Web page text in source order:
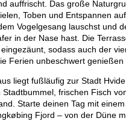
auffrischt. Das große
Toben und Entspannen
Vogelgesang lauschst und
in der Nase hast. Die
sodass auch der
Ferien unbeschwert genießen
liegt fußläufig zur Stadt
Stadtbummel, frischen Fisch
Starte deinen Tag mit
Fjord – von der Düne